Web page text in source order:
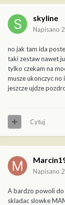
skyline
Napisano
no jak tam ida
taki zestaw nawet
tylko czekam na
musze ukonczyc
jeszcze ujdze
Cytuj
Napisano
A bardzo powoli do
skladac slowke